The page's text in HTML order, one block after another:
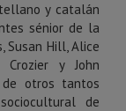
y catalán
sénior de la
Susan Hill, Alice
Crozier y John
otros tantos
de